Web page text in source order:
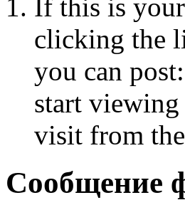
If this is
clicking the
you can
start viewing
visit from
Сообщение